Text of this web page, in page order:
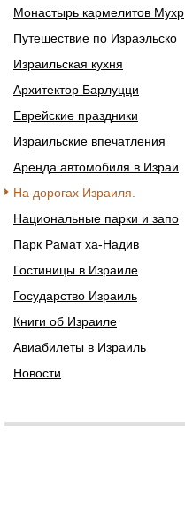
Монастырь кармелитов Мухр
Путешествие по Израэльско
Израильская кухня
Архитектор Барлуцци
Еврейские праздники
Израильские впечатления
Аренда автомобиля в Израи
На дорогах Израиля.
Национальные парки и запо
Парк Рамат ха-Надив
Гостиницы в Израиле
Государство Израиль
Книги об Израиле
Авиабилеты в Израиль
Новости